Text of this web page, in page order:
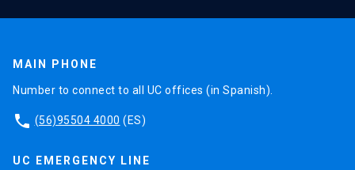
MAIN PHONE
Number to connect to all UC offices (in Spanish).
phone (56)95504 4000 (ES)
UC EMERGENCY LINE